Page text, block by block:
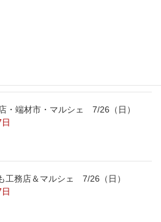
・端材市・マルシェ 7/26（日）
工務店＆マルシェ 7/26（日）